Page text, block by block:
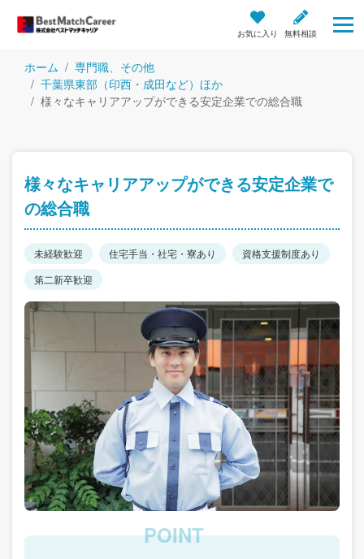
お気に入り 無料相談
ホーム
専門職、その他
千葉県東部（印西・成田など）ほか
様々なキャリアアップができる安定企業での総合職
様々なキャリアアップができる安定企業で
の総合職
未経験歓迎 住宅手当・社宅・寮あり
資格支援制度あり
第二新卒歓迎